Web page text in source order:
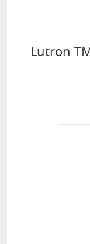
Lutron